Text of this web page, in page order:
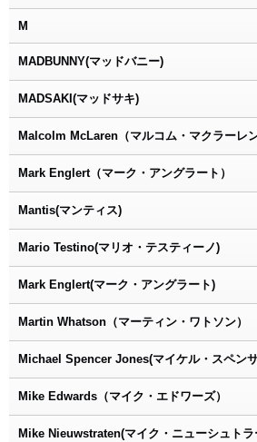
M
MADBUNNY(マッドバニー)
MADSAKI(マッドサキ)
Malcolm McLaren（マルコム・マクラーレン
Mark Englert（マーク・アングラート）
Mantis(マンティス)
Mario Testino(マリオ・テスティーノ)
Mark Englert(マーク・アングラート)
Martin Whatson（マーティン・ワトソン）
Michael Spencer Jones(マイケル・スペン
Mike Edwards（マイク・エドワーズ）
Mike Nieuwstraten(マイク・ニューシュトラ